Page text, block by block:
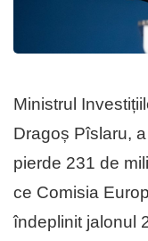
Ministrul
Dragoș Pîslaru,
pierde 231 de
ce Comisia
îndeplinit jalonul